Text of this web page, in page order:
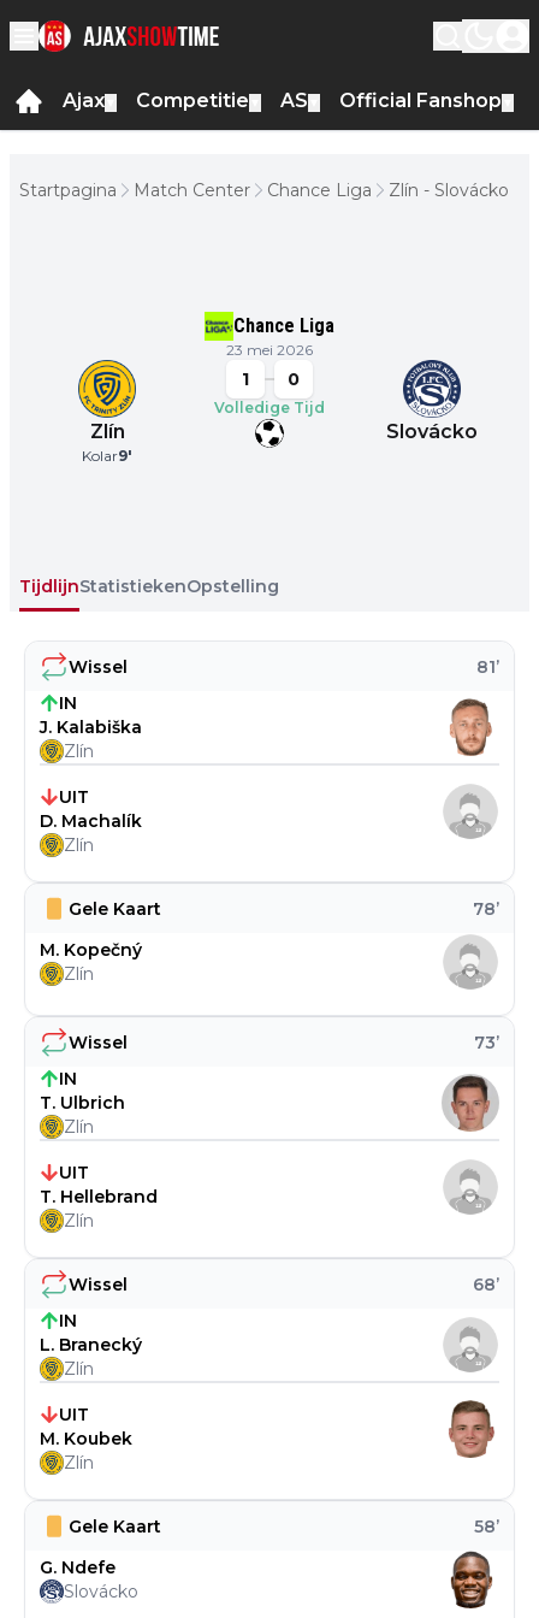
Ajax Competitie AS Official Fanshop
Startpagina Match Center Chance Liga Zlín - Slovácko
Chance Liga
23 mei 2026
Zlín
Kolar9'
1 0
Volledige Tijd
Slovácko
TijdlijnStatistiekenOpstelling
Gele Kaart 58’
G. Ndefe
Slovácko
Wissel 68’
IN
L. Branecký
Zlín
UIT
M. Koubek
Zlín
Wissel 73’
IN
T. Ulbrich
Zlín
UIT
T. Hellebrand
Zlín
Gele Kaart 78’
M. Kopečný
Zlín
Wissel 81’
IN
J. Kalabiška
Zlín
UIT
D. Machalík
Zlín